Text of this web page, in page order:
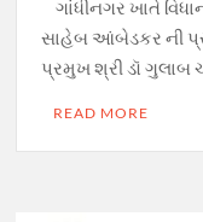
ગાંધીનગર ખાતે
સાહેબ આંબેડકર ની
પ્રમુખ શ્રી ડૉ ગુલાબ
READ MORE